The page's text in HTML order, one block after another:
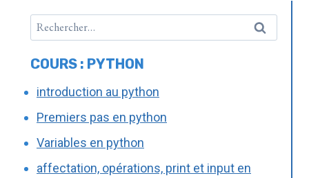
COURS : PYTHON
introduction au python
Premiers pas en python
Variables en python
affectation, opérations, print et input en